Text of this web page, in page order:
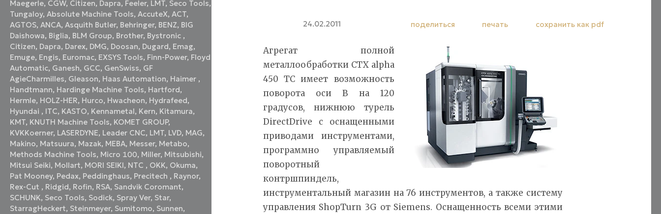
Maegerle, CGW, Citizen, Dapra, Feeler, LMT, Seco Tools,
Tungaloy,Absolute Machine Tools,AccuteX,ACT,
AGTOS,ANCA,Asquith Butler, Behringer, BENZ, BIG
Daishowa, Biglia, BLM Group, Brother, Bystronic ,
Citizen, Dapra, Darex, DMG, Doosan, Dugard, Emag,
Emuge, Engis, Euromac, EXSYS Tools, Finn-Power, Floyd
Automatic, Ganesh, GCC, GenSwiss, GF
AgieCharmilles, Gleason, Haas Automation, Haimer ,
Handtmann, Hardinge Machine Tools, Hartford,
Hermle, HOLZ-HER, Hurco, Hwacheon, Hydrafeed,
Hyundai , ITC, KASTO, Kennametal, Kern, Kitamura,
KMT, KNUTH Machine Tools, KOMET GROUP,
KVKKoerner, LASERDYNE, Leader CNC, LMT, LVD, MAG,
Makino, Matsuura, Mazak, MEBA, Messer, Metabo,
Methods Machine Tools, Micro 100, Miller, Mitsubishi,
Mitsui Seiki, Mollart, MORI SEIKI, NTC , OKK, Okuma,
Pat Mooney, Pedax, Peddinghaus, Precitech , Raynor,
Rex-Cut , Ridgid, Rofin, RSA, Sandvik Coromant,
SCHUNK, Seco Tools, Sodick, Spray Ver, Star,
StarragHeckert, Steinmeyer, Sumitomo, Sunnen,
24.02.2011 поделиться печать сохранить как pdf
Агрегат полной
металлообработки CTX alpha
450 TC имеет возможность
поворота оси B на 120
градусов, нижнюю турель
DirectDrive с оснащенными
приводами инструментами,
программно управляемый
поворотный
контршпиндель,
инструментальный магазин на 76 инструментов, а также систему
управления ShopTurn 3G от Siemens. Оснащенность всеми этими